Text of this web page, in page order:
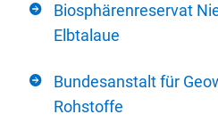
Biosphärenreservat
Elbtalaue
Bundesanstalt für
Rohstoffe